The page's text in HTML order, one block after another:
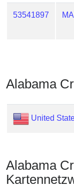
IP
BIN
53541897
Alabama
United
Alabama